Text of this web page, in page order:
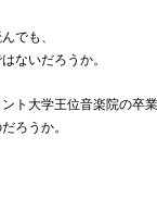
でも、
ないだろうか。
ト大学王位音楽院の卒
ろうか。